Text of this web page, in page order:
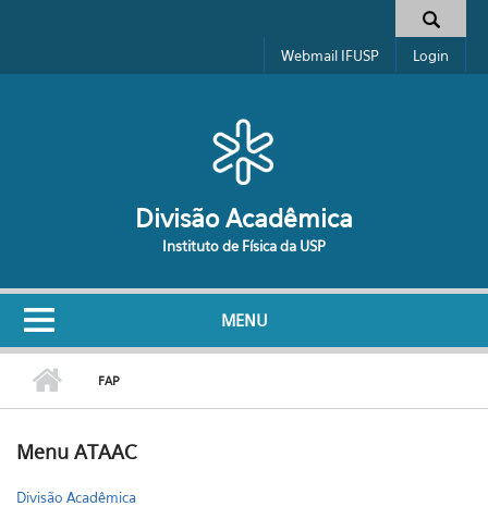
Formulário de busca
Webmail IFUSP Login
Divisão Acadêmica
Instituto de Física da USP
MENU
FAP
Menu ATAAC
Divisão Acadêmica